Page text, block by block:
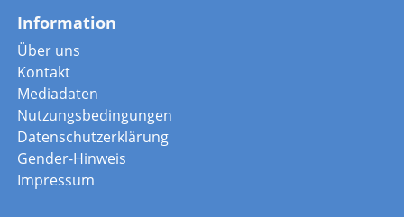
Information
Über uns
Kontakt
Mediadaten
Nutzungsbedingungen
Datenschutzerklärung
Gender-Hinweis
Impressum